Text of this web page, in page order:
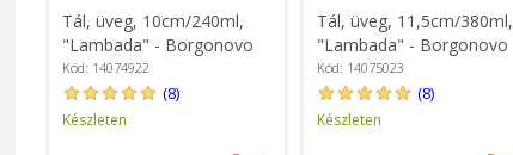
Tál, üveg, 10cm/240ml,
"Lambada" - Borgonovo
Kód: 14074922
(8)
Készleten
Tál, üveg, 11,5cm/380ml,
"Lambada" - Borgonovo
Kód: 14075023
(8)
Készleten